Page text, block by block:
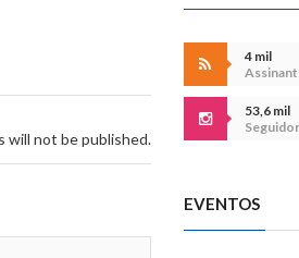
will not be published.
4 mil
53,6 mil
EVENTOS